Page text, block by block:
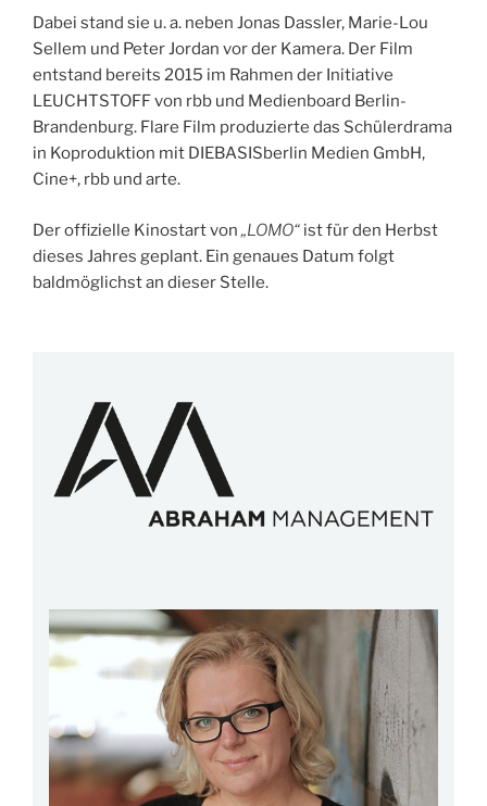
Dabei stand sie u. a. neben Jonas Dassler, Marie-Lou
Sellem und Peter Jordan vor der Kamera. Der Film
entstand bereits 2015 im Rahmen der Initiative
LEUCHTSTOFF von rbb und Medienboard Berlin-
Brandenburg. Flare Film produzierte das Schülerdrama
in Koproduktion mit DIEBASISberlin Medien GmbH,
Cine+, rbb und arte.
Der offizielle Kinostart von„LOMO“ ist für den Herbst
dieses Jahres geplant. Ein genaues Datum folgt
baldmöglichst an dieser Stelle.